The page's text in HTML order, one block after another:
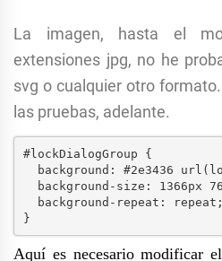
La imagen, hasta el
extensiones jpg, no he
svg o cualquier otro
las pruebas, adelante.
#lockDialogGroup {
background: #2e3436
background-size: 1366px
  background-repeat: repeat;
}
Aquí es necesario modificar